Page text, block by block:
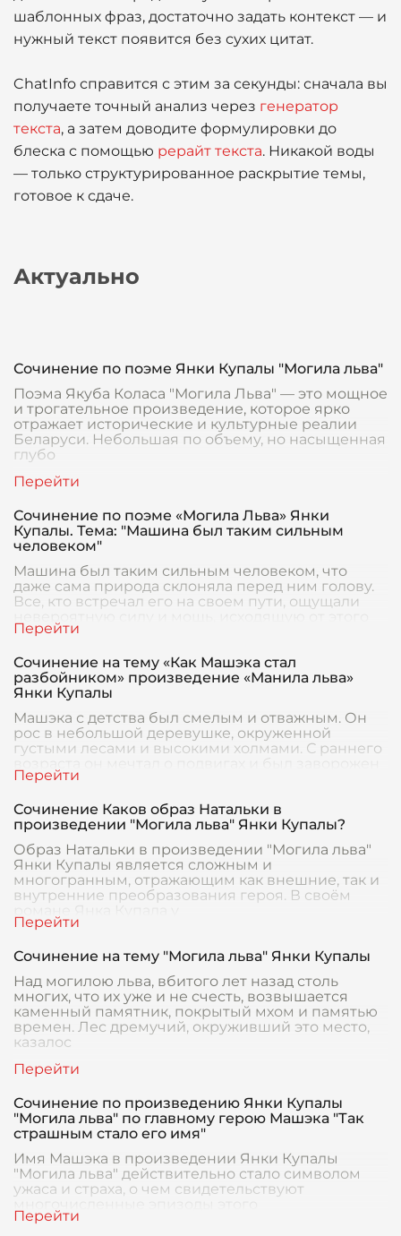
шаблонных фраз, достаточно задать контекст — и
нужный текст появится без сухих цитат.
ChatInfo справится с этим за секунды: сначала вы
получаете точный анализ через генератор
текста, а затем доводите формулировки до
блеска с помощью рерайт текста. Никакой воды
— только структурированное раскрытие темы,
готовое к сдаче.
Актуально
Сочинение по поэме Янки Купалы "Могила льва"
Поэма Якуба Коласа "Могила Льва" — это мощное
и трогательное произведение, которое ярко
отражает исторические и культурные реалии
Беларуси. Небольшая по объему, но насыщенная
глубо
Сочинение по поэме «Могила Льва» Янки
Купалы. Тема: "Машина был таким сильным
человеком"
Машина был таким сильным человеком, что
даже сама природа склоняла перед ним голову.
Все, кто встречал его на своем пути, ощущали
воина.
Сочинение на тему «Как Машэка стал
разбойником» произведение «Манила льва»
Янки Купалы
Машэка с детства был смелым и отважным. Он
рос в небольшой деревушке, окруженной
густыми лесами и высокими холмами. С раннего
возраста он мечтал о подвигах и был заворожен
сказания
Сочинение Каков образ Натальки в
произведении "Могила льва" Янки Купалы?
Образ Натальки в произведении "Могила льва"
Янки Купалы является сложным и
многогранным, отражающим как внешние, так и
внутренние преобразования героя. В своём
романе Янка Купала у
Сочинение на тему "Могила льва" Янки Купалы
Над могилою льва, вбитого лет назад столь
многих, что их уже и не счесть, возвышается
каменный памятник, покрытый мхом и памятью
времен. Лес дремучий, окруживший это место,
казалос
Сочинение по произведению Янки Купалы
"Могила льва" по главному герою Машэка "Так
страшным стало его имя"
Имя Машэка в произведении Янки Купалы
"Могила льва" действительно стало символом
ужаса и страха, о чем свидетельствуют
захватывающего повествования. Вз